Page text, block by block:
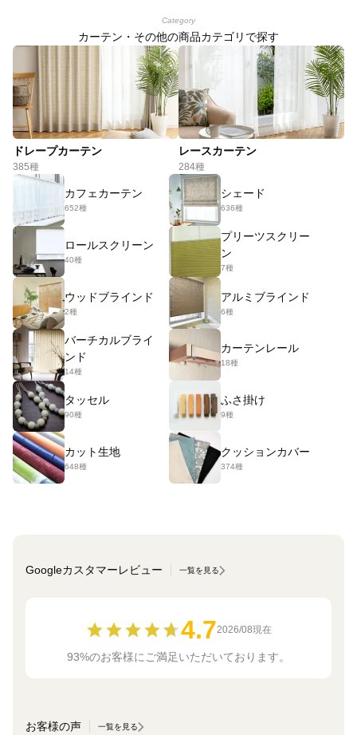
Category
カーテン・その他の商品カテゴリで探す
ドレープカーテン
385種
レースカーテン
284種
カフェカーテン
652種
シェード
636種
ロールスクリーン
40種
プリーツスクリー
ン
7種
ウッドブラインド
2種
アルミブラインド
6種
バーチカルブライ
ンド
14種
カーテンレール
18種
タッセル
90種
ふさ掛け
9種
カット生地
648種
クッションカバー
374種
Googleカスタマーレビュー 一覧を見る
4.72026/08現在
93%のお客様にご満足いただいております。
お客様の声 一覧を見る